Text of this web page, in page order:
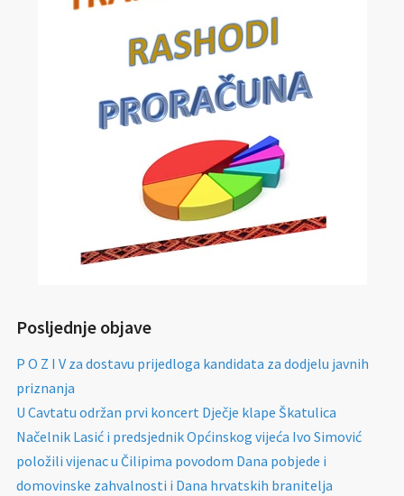
Posljednje objave
P O Z I V za dostavu prijedloga kandidata za dodjelu javnih
priznanja
U Cavtatu održan prvi koncert Dječje klape Škatulica
Načelnik Lasić i predsjednik Općinskog vijeća Ivo Simović
položili vijenac u Čilipima povodom Dana pobjede i
domovinske zahvalnosti i Dana hrvatskih branitelja